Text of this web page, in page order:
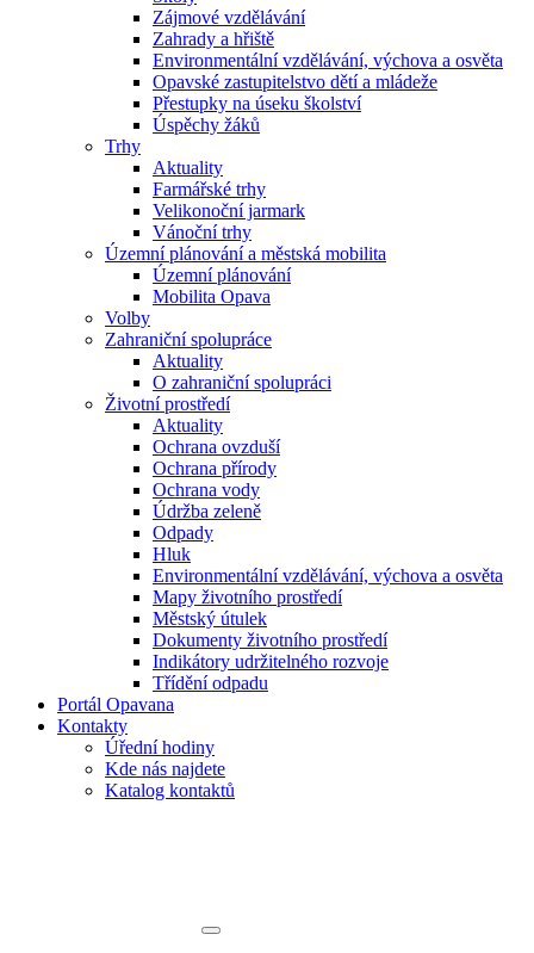
Zájmové vzdělávání
Zahrady a hřiště
Environmentální vzdělávání, výchova a osvěta
Opavské zastupitelstvo dětí a mládeže
Přestupky na úseku školství
Úspěchy žáků
Trhy
Aktuality
Farmářské trhy
Velikonoční jarmark
Vánoční trhy
Územní plánování a městská mobilita
Územní plánování
Mobilita Opava
Volby
Zahraniční spolupráce
Aktuality
O zahraniční spolupráci
Životní prostředí
Aktuality
Ochrana ovzduší
Ochrana přírody
Ochrana vody
Údržba zeleně
Odpady
Hluk
Environmentální vzdělávání, výchova a osvěta
Mapy životního prostředí
Městský útulek
Dokumenty životního prostředí
Indikátory udržitelného rozvoje
Třídění odpadu
Portál Opavana
Kontakty
Úřední hodiny
Kde nás najdete
Katalog kontaktů